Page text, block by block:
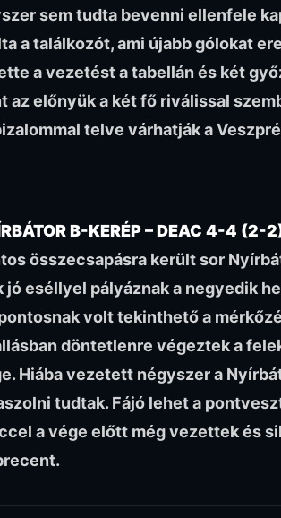
sem tudta bevenni ellenfele
a találkozót, ami újabb gólokat
a vezetést a tabellán és két
az előnyük a két fő riválissal
telve várhatják a
B-KERÉP – DEAC 4-4 (2-
összecsapásra került sor
jó eséllyel pályáznak a negyedik
volt tekinthető a
döntetlenre végeztek a
Hiába vezetett négyszer a
tudtak. Fájó lehet a
a vége előtt még vezettek és